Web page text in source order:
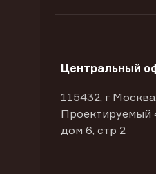
Центральный
115432, г
Проектируемый
дом 6, стр 2